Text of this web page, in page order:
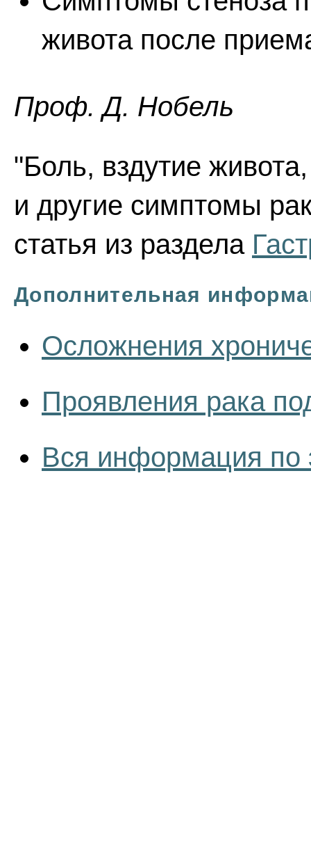
живота после
Проф. Д. Нобель
"Боль, вздутие
и другие симптомы
статья из раздела
Дополнительная
Осложнения
Проявления рака
Вся информация по